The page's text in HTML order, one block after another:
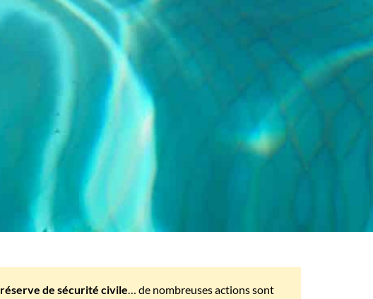
réserve de sécurité civile… de nombreuses actions sont